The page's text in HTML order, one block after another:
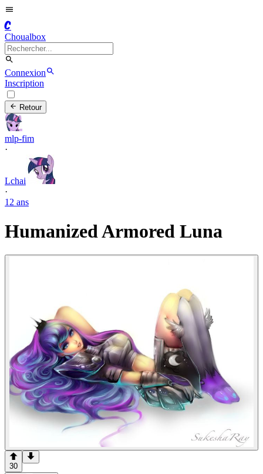
C
Choualbox
Connexion
Inscription
Retour
mlp-fim
·
Lchai
·
12 ans
Humanized Armored Luna
30